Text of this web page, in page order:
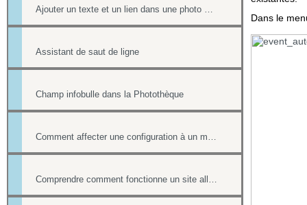
Ajouter un texte et un lien dans une photo d'un album
Assistant de saut de ligne
Champ infobulle dans la Photothèque
Comment affecter une configuration à un menu
Comprendre comment fonctionne un site all-in-web, son architecture générale
Dans le